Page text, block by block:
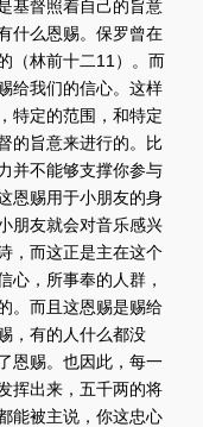
基督照着自己的旨意
什么恩赐。保罗曾在
（林前十二11）。而
给我们的信心。这样
特定的范围，和特定
的旨意来进行的。比
并不能够支撑你参与
恩赐用于小朋友的身
朋友就会对音乐感兴
，而这正是主在这个
心，所事奉的人群，
。而且这恩赐是赐给
，有的人什么都没
恩赐。也因此，每一
挥出来，五千两的将
能被主说，你这忠心